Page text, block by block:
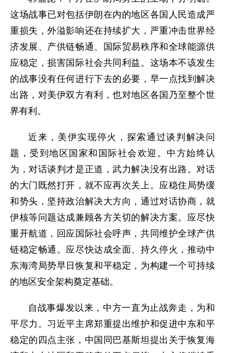
这场战事已对包括伊朗在内的地区各国人民造成严
重损失，外溢影响还在持续扩大，严重冲击世界经
济发展、产供链畅通、国际贸易秩序和全球能源供
应稳定，损害国际社会共同利益。这场本不该发生
的战事没有任何进行下去的必要，早一点找到解决
出路，对美伊双方有利，也对地区各国乃至整个世
界有利。
近来，美伊实现停火，探索通过谈判解决问
题，受到地区国家和国际社会欢迎。中方始终认
为，对话谈判才是正道，武力解决没有出路。对话
的大门既然打开，就不应再次关上。应稳住局势缓
和势头，坚持政治解决大方向，通过对话协商，就
伊核等问题达成兼顾各方关切的解决方案。应尽快
重开航道，回应国际社会呼声，共同维护全球产供
链稳定畅通。应尽快达成全面、持久停火，推动中
东海湾局势早日恢复和平稳定，为构建一个可持续
的地区安全架构奠定基础。
自战事爆发以来，中方一直为止战奔走，为和
平尽力。习近平主席郑重提出维护和促进中东和平
稳定的四点主张，中国同巴基斯坦提出关于恢复海